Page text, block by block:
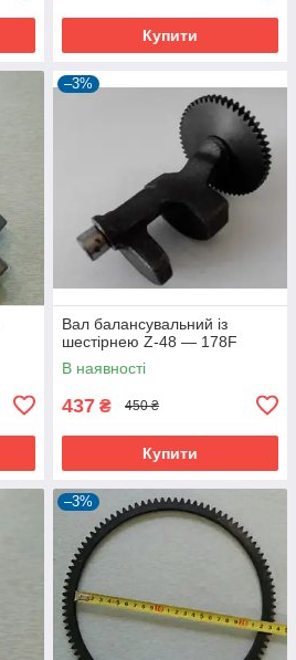
Купити
–3%
Вал балансувальний із
шестірнею Z-48 — 178F
В наявності
437 ₴ 450 ₴
Купити
–3%